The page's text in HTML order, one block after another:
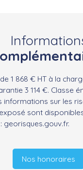
1 868 € HT à la
3 114 €. Classe
informations sur les
sont
georisques.gouv.fr.
Nos honoraires